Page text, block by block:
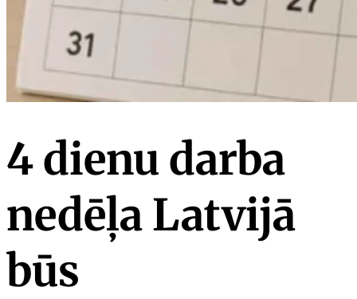
4 dienu darba
nedēļa Latvijā
būs